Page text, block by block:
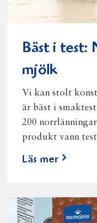
Bäst i test:
mjölk
Vi kan stolt
är bäst i
200
produkt vann
Läs mer